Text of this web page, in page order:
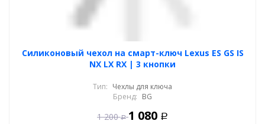
Силиконовый чехол на смарт-ключ Lexus ES GS IS
NX LX RX | 3 кнопки
Тип: Чехлы для ключа
Бренд: BG
1 200 Р 1 080 Р